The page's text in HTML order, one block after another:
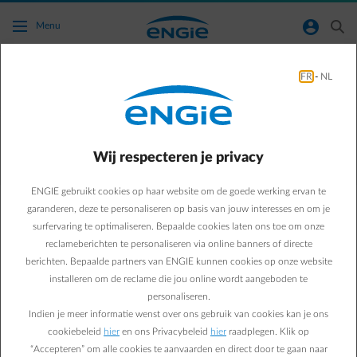
Ga naar de hoofdinhoud
Menu normal-account-circle search
Wat is een ENGIE contract voor
arrow-left Terug naar contactpagina
Het contract voor pechbijstand is je eerste hulp voor een probleem
in je pand. Heb je een verwarmingspanne, geen warm water,
lekkend dak, stroompanne,… Het contract voor pechbijstand biedt
je gemoedsrust. Wij staan 24/7 klaar om je te helpen bij plotse
problemen.
terugvinden.,
Om de prijs te kennen van een contract pechbijstand raden wij je
aan om een simulatie te maken viadeze link . Je vindt hier ook meer
informatie over de soorten interventies we doen.
FR - NL
Wij respecteren je privacy
ENGIE gebruikt cookies op haar website om de goede werking ervan te
garanderen, deze te personaliseren op basis van jouw interesses en om je
surfervaring te optimaliseren. Bepaalde cookies laten ons toe om onze
reclameberichten te personaliseren via online banners of directe
berichten. Bepaalde partners van ENGIE kunnen cookies op onze website
installeren om de reclame die jou online wordt aangeboden te
personaliseren.
Indien je meer informatie wenst over ons gebruik van cookies kan je ons
cookiebeleid hier en ons Privacybeleid hier raadplegen. Klik op
“Accepteren” om alle cookies te aanvaarden en direct door te gaan naar